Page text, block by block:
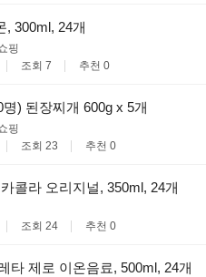
, 300ml, 24개
핑
조회 7 추천 0
) 된장찌개 600g x 5개
핑
조회 23 추천 0
콜라 오리지널, 350ml, 24개
조회 24 추천 0
타 제로 이온음료, 500ml, 24개